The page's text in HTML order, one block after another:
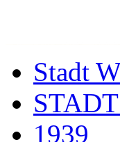
Stadt
1939